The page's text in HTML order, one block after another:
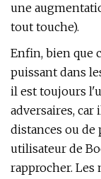
une
tout touche).
Enfin, bien que
puissant dans
il est toujours
adversaires,
distances ou de
utilisateur de
rapprocher. Les